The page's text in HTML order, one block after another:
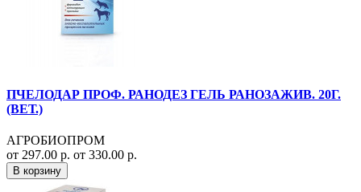
ПЧЕЛОДАР ПРОФ. РАНОДЕЗ ГЕЛЬ РАНОЗАЖИВ. 20Г.
(ВЕТ.)
АГРОБИОПРОМ
от 297.00 р. от 330.00 р.
В корзину